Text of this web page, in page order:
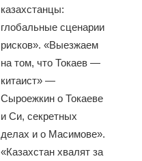
казахстанцы:
глобальные сценарии
рисков». «Выезжаем
на том, что Токаев —
китаист» —
Сыроежкин о Токаеве
и Си, секретных
делах и о Масимове».
«Казахстан хвалят за